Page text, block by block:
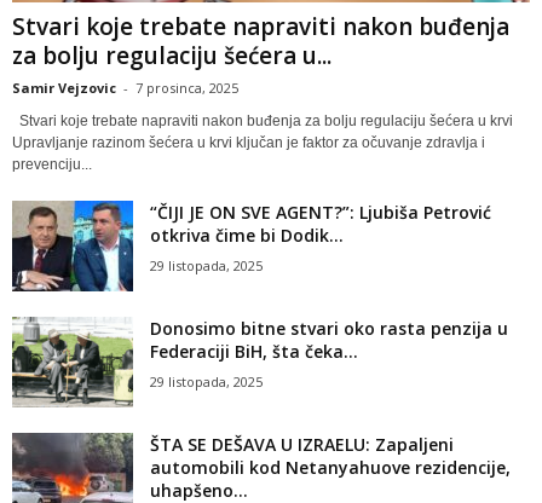
Stvari koje trebate napraviti nakon buđenja
za bolju regulaciju šećera u...
Samir Vejzovic - 7 prosinca, 2025
Stvari koje trebate napraviti nakon buđenja za bolju regulaciju šećera u krvi
Upravljanje razinom šećera u krvi ključan je faktor za očuvanje zdravlja i
prevenciju...
“ČIJI JE ON SVE AGENT?”: Ljubiša Petrović
otkriva čime bi Dodik...
29 listopada, 2025
Donosimo bitne stvari oko rasta penzija u
Federaciji BiH, šta čeka...
29 listopada, 2025
ŠTA SE DEŠAVA U IZRAELU: Zapaljeni
automobili kod Netanyahuove rezidencije,
uhapšeno...